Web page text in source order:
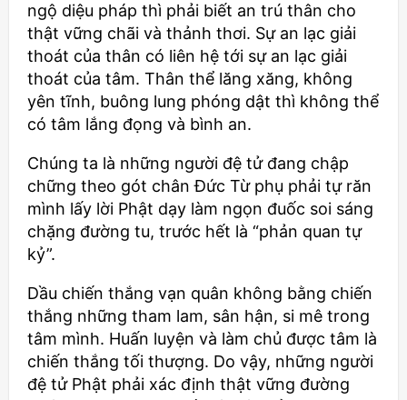
ngộ diệu pháp thì phải biết an trú thân cho
thật vững chãi và thảnh thơi. Sự an lạc giải
thoát của thân có liên hệ tới sự an lạc giải
thoát của tâm. Thân thể lăng xăng, không
yên tĩnh, buông lung phóng dật thì không thể
có tâm lắng đọng và bình an.
Chúng ta là những người đệ tử đang chập
chững theo gót chân Đức Từ phụ phải tự răn
mình lấy lời Phật dạy làm ngọn đuốc soi sáng
chặng đường tu, trước hết là “phản quan tự
kỷ”.
Dầu chiến thắng vạn quân không bằng chiến
thắng những tham lam, sân hận, si mê trong
tâm mình. Huấn luyện và làm chủ được tâm là
chiến thắng tối thượng. Do vậy, những người
đệ tử Phật phải xác định thật vững đường